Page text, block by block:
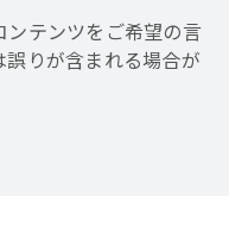
テンツをご希望の言
誤りが含まれる場合が